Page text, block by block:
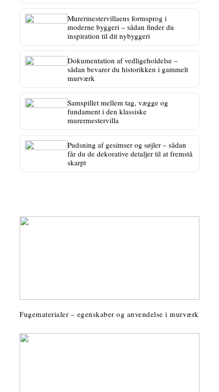
Murermestervillaens formsprog i
moderne byggeri – sådan finder du
inspiration til dit nybyggeri
Dokumentation af vedligeholdelse –
sådan bevarer du historikken i gammelt
murværk
Samspillet mellem tag, vægge og
fundament i den klassiske
murermestervilla
Pudsning af gesimser og søjler – sådan
får du de dekorative detaljer til at fremstå
skarpt
Fugematerialer – egenskaber og anvendelse i murværk